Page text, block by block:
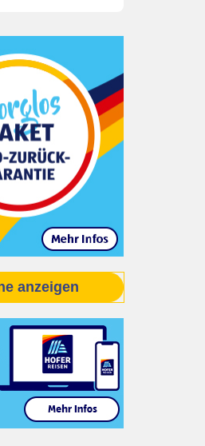
anzeigen